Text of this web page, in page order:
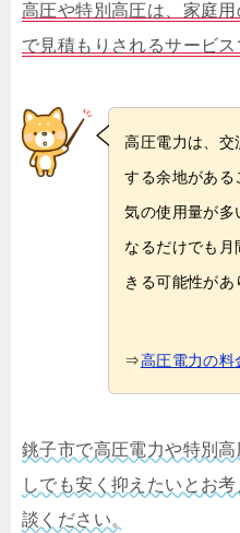
高圧や特別高圧は、家庭
で見積もりされるサービス
高圧電力は、交
する余地がある
気の使用量が多
なるだけでも
きる可能性があ
⇒高圧電力の料
銚子市で高圧電力や特別
しでも安く抑えたいとお
談ください。